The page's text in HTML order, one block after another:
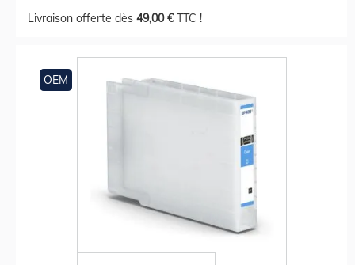
Livraison offerte dès 49,00 €TTC !
OEM